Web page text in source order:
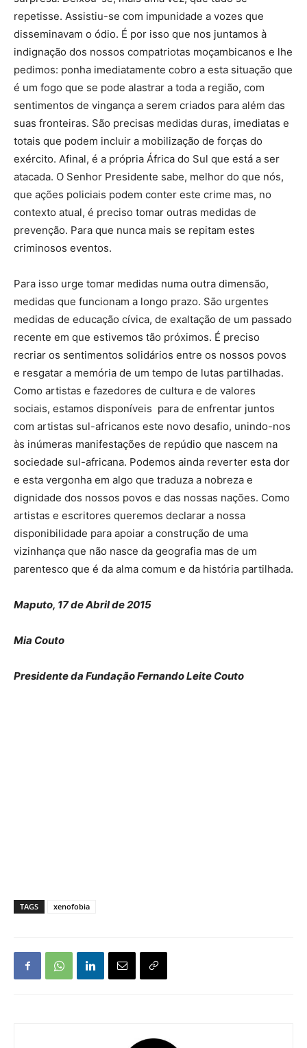
repetisse. Assistiu-se com impunidade a vozes que
disseminavam o ódio. É por isso que nos juntamos à
indignação dos nossos compatriotas moçambicanos e lhe
pedimos: ponha imediatamente cobro a esta situação que
é um fogo que se pode alastrar a toda a região, com
sentimentos de vingança a serem criados para além das
suas fronteiras. São precisas medidas duras, imediatas e
totais que podem incluir a mobilização de forças do
exército. Afinal, é a própria África do Sul que está a ser
atacada. O Senhor Presidente sabe, melhor do que nós,
que ações policiais podem conter este crime mas, no
contexto atual, é preciso tomar outras medidas de
prevenção. Para que nunca mais se repitam estes
criminosos eventos.
Para isso urge tomar medidas numa outra dimensão,
medidas que funcionam a longo prazo. São urgentes
medidas de educação cívica, de exaltação de um passado
recente em que estivemos tão próximos. É preciso
recriar os sentimentos solidários entre os nossos povos
e resgatar a memória de um tempo de lutas partilhadas.
Como artistas e fazedores de cultura e de valores
sociais, estamos disponíveis para de enfrentar juntos
com artistas sul-africanos este novo desafio, unindo-nos
às inúmeras manifestações de repúdio que nascem na
sociedade sul-africana. Podemos ainda reverter esta dor
e esta vergonha em algo que traduza a nobreza e
dignidade dos nossos povos e das nossas nações. Como
artistas e escritores queremos declarar a nossa
disponibilidade para apoiar a construção de uma
vizinhança que não nasce da geografia mas de um
parentesco que é da alma comum e da história partilhada.
Maputo, 17 de Abril de 2015
Mia Couto
Presidente da Fundação Fernando Leite Couto
TAGS xenofobia